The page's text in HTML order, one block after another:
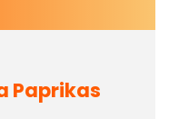
Paprikas